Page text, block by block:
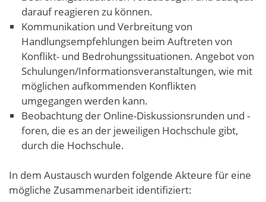
darauf reagieren zu können.
Kommunikation und Verbreitung von
Handlungsempfehlungen beim Auftreten von
Konflikt- und Bedrohungssituationen. Angebot von
Schulungen/Informationsveranstaltungen, wie mit
möglichen aufkommenden Konflikten
umgegangen werden kann.
Beobachtung der Online-Diskussionsrunden und -
foren, die es an der jeweiligen Hochschule gibt,
durch die Hochschule.
In dem Austausch wurden folgende Akteure für eine
mögliche Zusammenarbeit identifiziert: